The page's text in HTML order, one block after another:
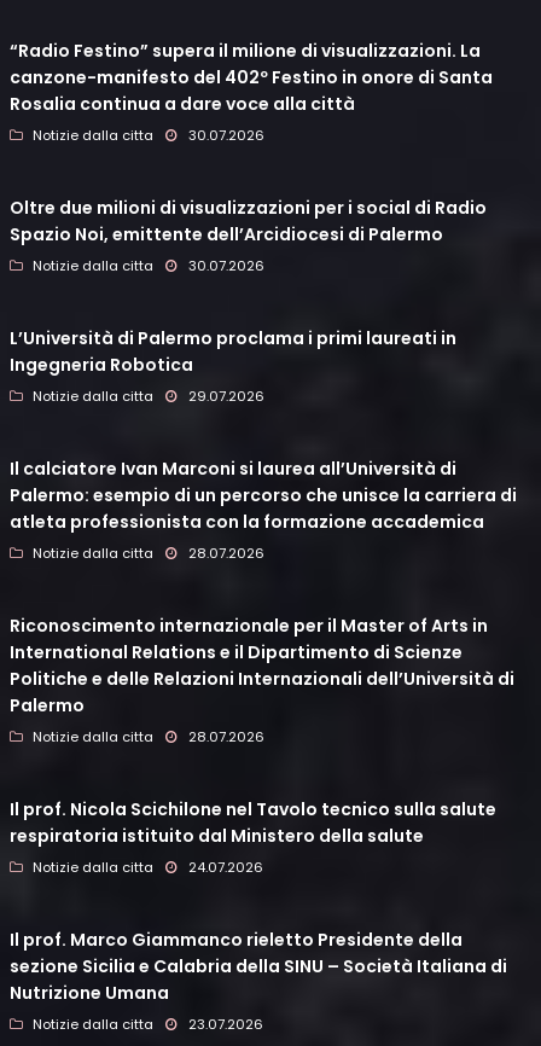
“Radio Festino” supera il milione di visualizzazioni. La
canzone-manifesto del 402º Festino in onore di Santa
Rosalia continua a dare voce alla città
Notizie dalla citta 30.07.2026
Oltre due milioni di visualizzazioni per i social di Radio
Spazio Noi, emittente dell’Arcidiocesi di Palermo
Notizie dalla citta 30.07.2026
L’Università di Palermo proclama i primi laureati in
Ingegneria Robotica
Notizie dalla citta 29.07.2026
Il calciatore Ivan Marconi si laurea all’Università di
Palermo: esempio di un percorso che unisce la carriera di
atleta professionista con la formazione accademica
Notizie dalla citta 28.07.2026
Riconoscimento internazionale per il Master of Arts in
International Relations e il Dipartimento di Scienze
Politiche e delle Relazioni Internazionali dell’Università di
Palermo
Notizie dalla citta 28.07.2026
Il prof. Nicola Scichilone nel Tavolo tecnico sulla salute
respiratoria istituito dal Ministero della salute
Notizie dalla citta 24.07.2026
Il prof. Marco Giammanco rieletto Presidente della
sezione Sicilia e Calabria della SINU – Società Italiana di
Nutrizione Umana
Notizie dalla citta 23.07.2026